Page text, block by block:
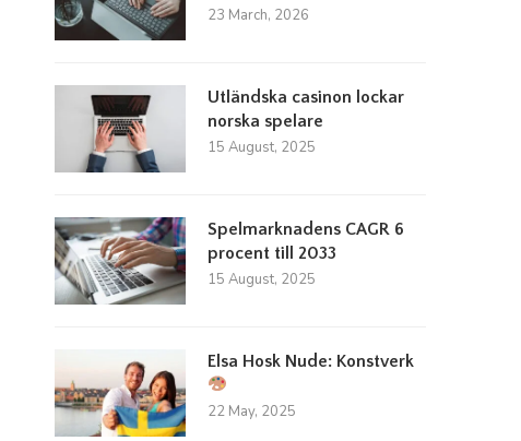
23 March, 2026
Utländska casinon lockar
norska spelare
15 August, 2025
Spelmarknadens CAGR 6
procent till 2033
15 August, 2025
Elsa Hosk Nude: Konstverk
22 May, 2025